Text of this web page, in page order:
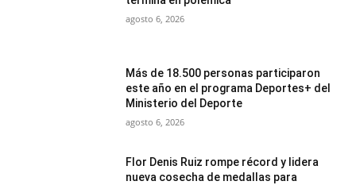
agosto 6, 2026
Más de 18.500 personas participaron
este año en el programa Deportes+ del
Ministerio del Deporte
agosto 6, 2026
Flor Denis Ruiz rompe récord y lidera
nueva cosecha de medallas para